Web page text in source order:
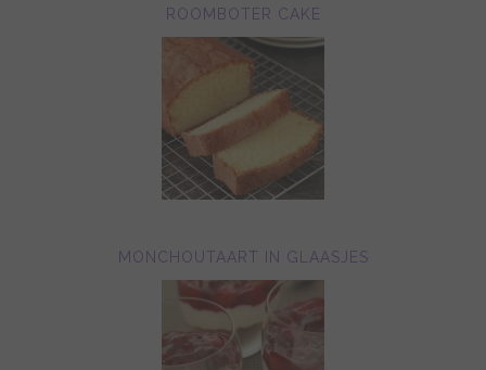
ROOMBOTER CAKE
MONCHOUTAART IN GLAASJES